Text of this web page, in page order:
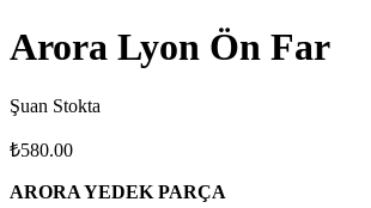
Arora Lyon Ön Far
Şuan Stokta
₺580.00
ARORA YEDEK PARÇA